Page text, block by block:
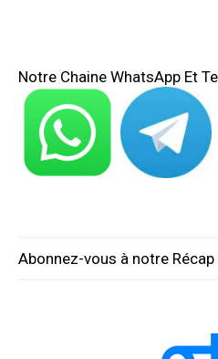
Notre Chaine WhatsApp Et
Abonnez-vous à notre